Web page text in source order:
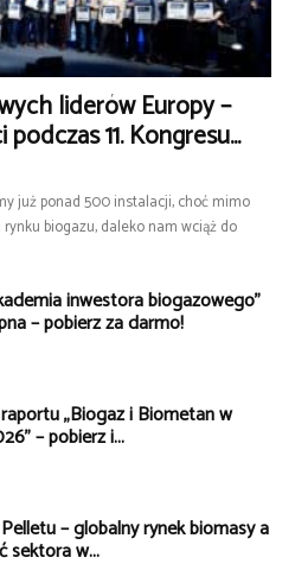
liderów Europy –
11. Kongresu...
już ponad 500 instalacji, choć mimo
biogazu, daleko nam wciąż do
inwestora biogazowego”
– pobierz za darmo!
„Biogaz i Biometan w
– pobierz i...
– globalny rynek biomasy a
sektora w...